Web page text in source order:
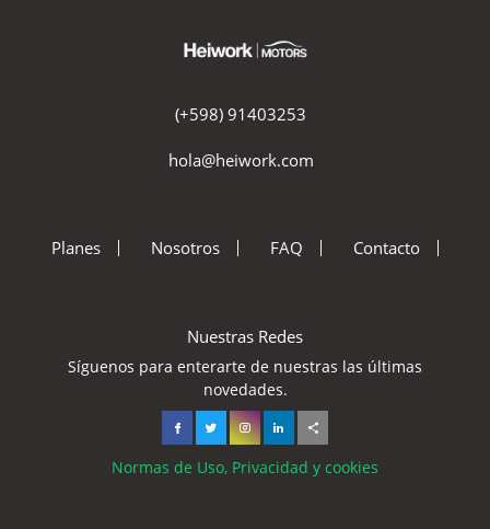
(+598) 91403253
hola@heiwork.com
Planes Nosotros FAQ Contacto
Nuestras Redes
Síguenos para enterarte de nuestras las últimas
novedades.
Normas de Uso, Privacidad y cookies